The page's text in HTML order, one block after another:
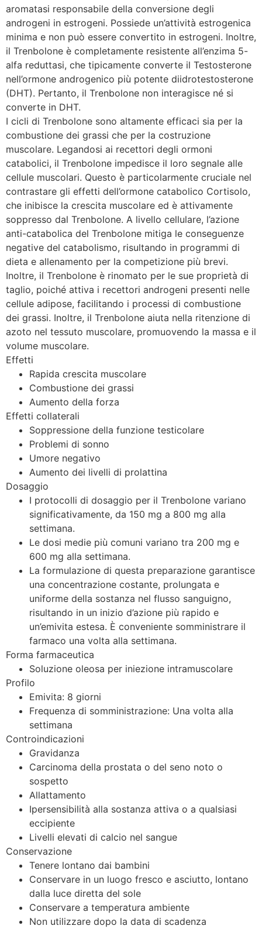
aromatasi responsabile della conversione degli
androgeni in estrogeni. Possiede un’attività estrogenica
minima e non può essere convertito in estrogeni. Inoltre,
il Trenbolone è completamente resistente all’enzima 5-
alfa reduttasi, che tipicamente converte il Testosterone
nell’ormone androgenico più potente diidrotestosterone
(DHT). Pertanto, il Trenbolone non interagisce né si
converte in DHT.
I cicli di Trenbolone sono altamente efficaci sia per la
combustione dei grassi che per la costruzione
muscolare. Legandosi ai recettori degli ormoni
catabolici, il Trenbolone impedisce il loro segnale alle
cellule muscolari. Questo è particolarmente cruciale nel
contrastare gli effetti dell’ormone catabolico Cortisolo,
che inibisce la crescita muscolare ed è attivamente
soppresso dal Trenbolone. A livello cellulare, l’azione
anti-catabolica del Trenbolone mitiga le conseguenze
negative del catabolismo, risultando in programmi di
dieta e allenamento per la competizione più brevi.
Inoltre, il Trenbolone è rinomato per le sue proprietà di
taglio, poiché attiva i recettori androgeni presenti nelle
cellule adipose, facilitando i processi di combustione
dei grassi. Inoltre, il Trenbolone aiuta nella ritenzione di
azoto nel tessuto muscolare, promuovendo la massa e il
volume muscolare.
Effetti
Rapida crescita muscolare
Combustione dei grassi
Aumento della forza
Effetti collaterali
Soppressione della funzione testicolare
Problemi di sonno
Umore negativo
Aumento dei livelli di prolattina
Dosaggio
I protocolli di dosaggio per il Trenbolone variano
significativamente, da 150 mg a 800 mg alla
settimana.
Le dosi medie più comuni variano tra 200 mg e
600 mg alla settimana.
La formulazione di questa preparazione garantisce
una concentrazione costante, prolungata e
uniforme della sostanza nel flusso sanguigno,
risultando in un inizio d’azione più rapido e
un’emivita estesa. È conveniente somministrare il
farmaco una volta alla settimana.
Forma farmaceutica
Soluzione oleosa per iniezione intramuscolare
Profilo
Emivita: 8 giorni
Frequenza di somministrazione: Una volta alla
settimana
Controindicazioni
Gravidanza
Carcinoma della prostata o del seno noto o
sospetto
Allattamento
Ipersensibilità alla sostanza attiva o a qualsiasi
eccipiente
Livelli elevati di calcio nel sangue
Conservazione
Tenere lontano dai bambini
Conservare in un luogo fresco e asciutto, lontano
dalla luce diretta del sole
Conservare a temperatura ambiente
Non utilizzare dopo la data di scadenza